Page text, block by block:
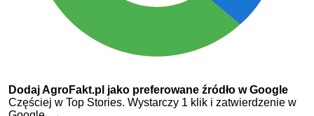
Dodaj AgroFakt.pl jako preferowane źródło w Google
Częściej w Top Stories. Wystarczy 1 klik i zatwierdzenie w